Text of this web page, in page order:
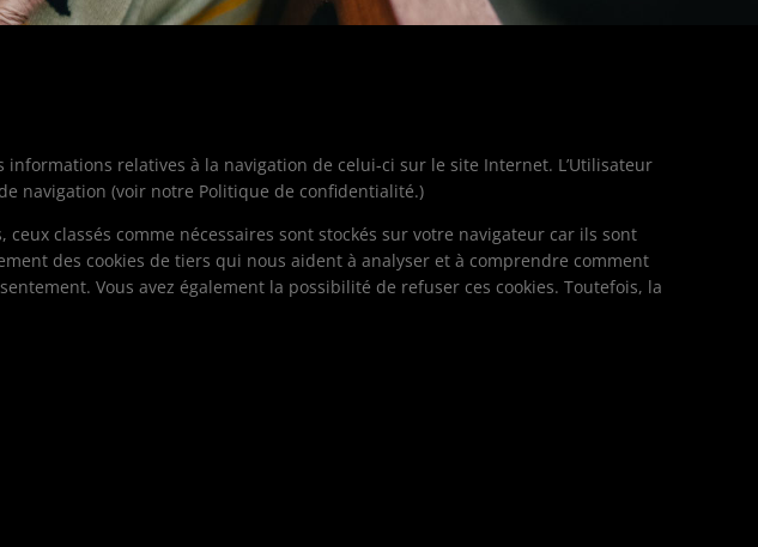
relatives à la navigation de celui-ci sur le site Internet. L’Utilisateur
navigation (voir notre Politique de confidentialité.)
classés comme nécessaires sont stockés sur votre navigateur car ils sont
des cookies de tiers qui nous aident à analyser et à comprendre comment
Vous avez également la possibilité de refuser ces cookies. Toutefois, la